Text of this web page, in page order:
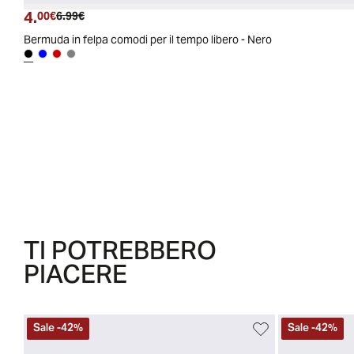
Prezzo attuale
4.00€ Prezzo originale
6.99€
Bermuda in felpa comodi per il tempo libero - Nero
TI POTREBBERO
PIACERE
Sale-42% Sale-42%